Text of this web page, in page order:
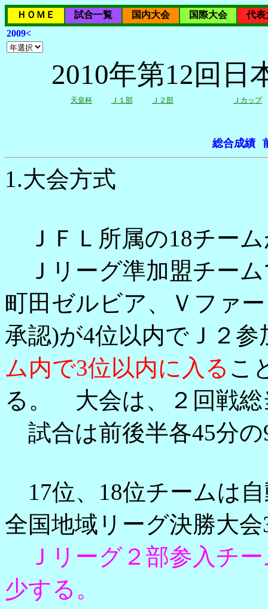
ＨＯＭＥ 試合一覧 国内大会 国際大会
代表
2009<
2010年第12回日
天皇杯 Ｊ１部 Ｊ２部 Ｊカップ
総合成績
1.大会方式
ＪＦＬ所属の18チー
Ｊリーグ準加盟チー
町田ゼルビア、Ｖファ
承認)が4位以内でＪ２
ム内で3位以内に入る こ
る。 大会は、２回戦総
試合は前後半各45分の
17位、18位チームは
全国地域リーグ決勝大
Ｊリーグ２部参入チ
少する。